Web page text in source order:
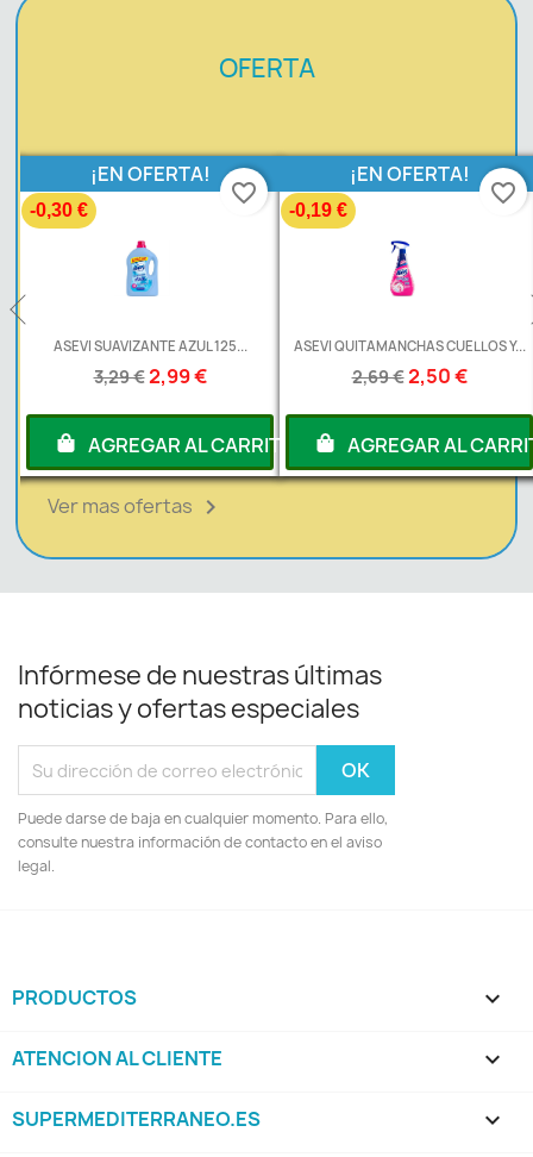
OFERTA
ASEVI SUAVIZANTE AZUL 125...
3,29 €2,99 €
¡EN OFERTA!
-0,30 €
AGREGAR AL CARRITO
favorite_border
ASEVI QUITAMANCHAS CUELLOS Y...
2,69 €2,50 €
¡EN OFERTA!
-0,19 €
AGREGAR AL
favorite_border
Ver mas ofertas 
Infórmese de nuestras últimas
noticias y ofertas especiales
Puede darse de baja en cualquier momento. Para ello,
consulte nuestra información de contacto en el aviso
legal.
PRODUCTOS 
ATENCION AL CLIENTE 
SUPERMEDITERRANEO.ES 